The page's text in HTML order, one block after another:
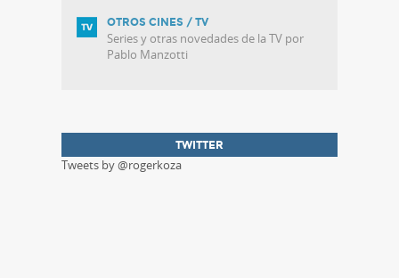
OTROS CINES / TV
Series y otras novedades de la TV por
Pablo Manzotti
TWITTER
Tweets by @rogerkoza